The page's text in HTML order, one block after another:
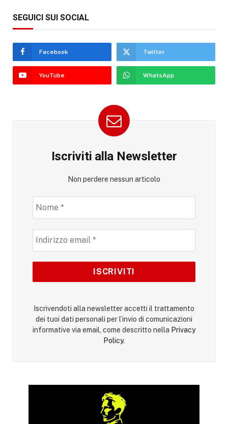
SEGUICI SUI SOCIAL
Facebook Twitter
YouTube WhatsApp
Iscriviti alla Newsletter
Non perdere nessun articolo
Iscrivendoti alla newsletter accetti il trattamento
dei tuoi dati personali per l’invio di comunicazioni
informative via email, come descritto nella Privacy
Policy.